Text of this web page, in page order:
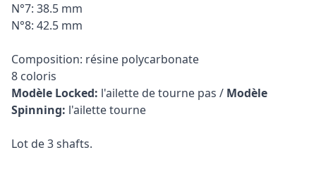
N°7: 38.5 mm
N°8: 42.5 mm
Composition: résine polycarbonate
8 coloris
Modèle Locked: l'ailette de tourne pas / Modèle
Spinning: l'ailette tourne
Lot de 3 shafts.